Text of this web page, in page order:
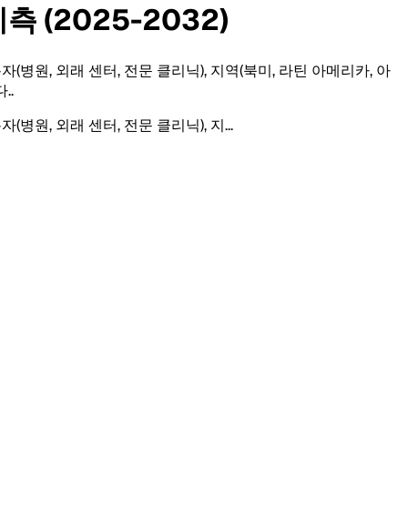
측 (2025-2032)
(병원, 외래 센터, 전문 클리닉), 지역(북미, 라틴 아메리카, 아
..
(병원, 외래 센터, 전문 클리닉), 지...